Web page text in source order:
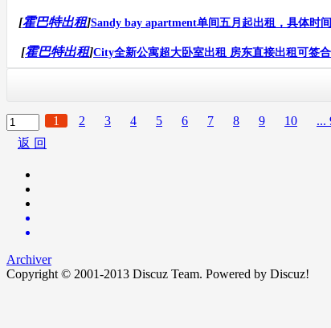
[霍巴特出租]Sandy bay apartment单间五月起出租，具体时
[霍巴特出租]City全新公寓超大卧室出租 房东直接出租可签
1 2 3 4 5 6 7 8 9 10 ...
返 回
Archiver
Copyright © 2001-2013 Discuz Team. Powered by Discuz!